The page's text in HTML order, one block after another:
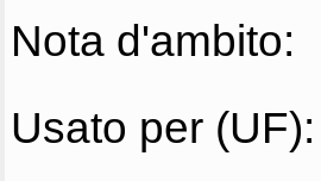
Nota d'ambito:
Usato per (UF):